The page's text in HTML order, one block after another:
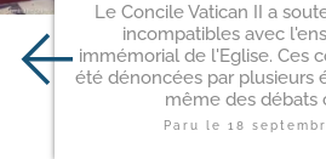
Le Concile Vatican II a
incompatibles avec
immémorial de l'Eglise. Ces
été dénoncées par plusieurs
même des débats
Paru le18